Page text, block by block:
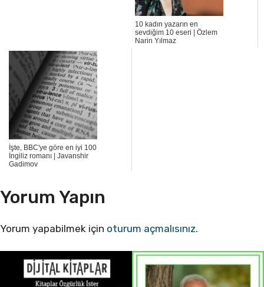
10 kadın yazarın en
sevdiğim 10 eseri | Özlem
Narin Yılmaz
İşte, BBC'ye göre en iyi 100
İngiliz romanı | Javanshir
Gadimov
Yorum Yapın
Yorum yapabilmek için oturum açmalısınız.